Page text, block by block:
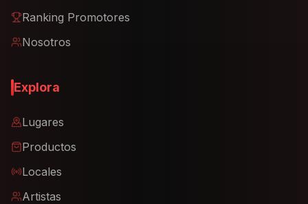
Ranking Promotores
Nosotros
Explora
Lugares
Productos
Locales
Artistas